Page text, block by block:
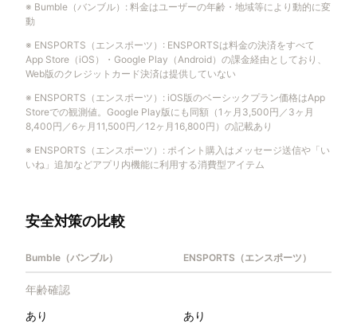
※ Bumble（バンブル） : 料金はユーザーの年齢・地域等により動的に変
動
※ ENSPORTS（エンスポーツ） : ENSPORTSは料金の決済をすべて
App Store（iOS）・Google Play（Android）の課金経由としており、
Web版のクレジットカード決済は提供していない
※ ENSPORTS（エンスポーツ） : iOS版のベーシックプラン価格はApp
Storeでの観測値。Google Play版にも同額（1ヶ月3,500円／3ヶ月
8,400円／6ヶ月11,500円／12ヶ月16,800円）の記載あり
※ ENSPORTS（エンスポーツ） : ポイント購入はメッセージ送信や「い
いね」追加などアプリ内機能に利用する消費型アイテム
安全対策の比較
Bumble（バンブル） ENSPORTS（エンスポーツ）
年齢確認
あり
あり